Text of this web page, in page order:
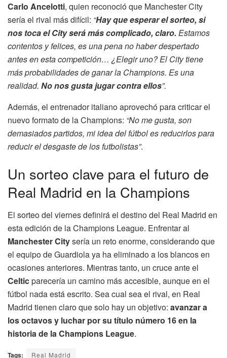
Carlo Ancelotti, quien reconoció que Manchester City
sería el rival más difícil: “Hay que esperar el sorteo, si
nos toca el City será más complicado, claro. Estamos
contentos y felices, es una pena no haber despertado
antes en esta competición… ¿Elegir uno? El City tiene
más probabilidades de ganar la Champions. Es una
realidad. No nos gusta jugar contra ellos”.
Además, el entrenador italiano aprovechó para criticar el
nuevo formato de la Champions: “No me gusta, son
demasiados partidos, mi idea del fútbol es reducirlos para
reducir el desgaste de los futbolistas”.
Un sorteo clave para el futuro de
Real Madrid en la Champions
El sorteo del viernes definirá el destino del Real Madrid en
esta edición de la Champions League. Enfrentar al
Manchester Citysería un reto enorme, considerando que
el equipo de Guardiola ya ha eliminado a los blancos en
ocasiones anteriores. Mientras tanto, un cruce ante el
Celticparecería un camino más accesible, aunque en el
fútbol nada está escrito. Sea cual sea el rival, en Real
Madrid tienen claro que solo hay un objetivo: avanzar a
los octavos y luchar por su título número 16 en la
historia de la Champions League.
Tags: Real Madrid